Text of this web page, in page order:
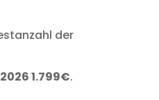
der
1.799€.